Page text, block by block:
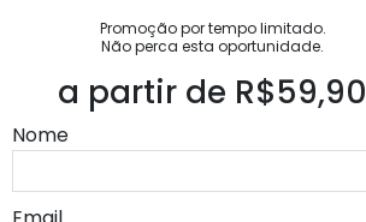
Promoção por tempo limitado.
Não perca esta oportunidade.
a partir de R$59,90
Nome